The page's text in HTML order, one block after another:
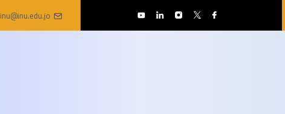
inu@inu.edu.jo